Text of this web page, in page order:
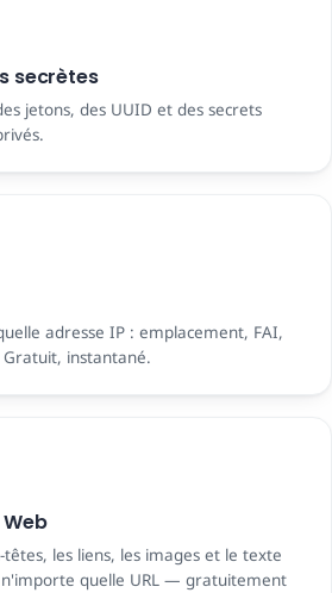
secrètes
jetons, des UUID et des secrets
adresse IP : emplacement, FAI,
instantané.
les liens, les images et le texte
quelle URL — gratuitement